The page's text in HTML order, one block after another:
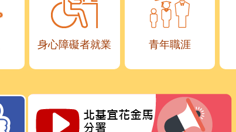
身心障礙者就業 青年職涯